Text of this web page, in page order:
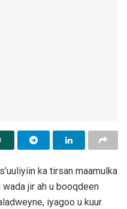
ka tirsan maamulka
jir ah u booqdeen
iyagoo u kuur